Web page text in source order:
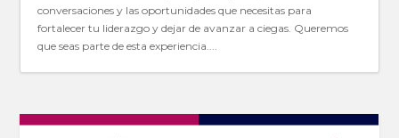
conversaciones y las oportunidades que necesitas para
fortalecer tu liderazgo y dejar de avanzar a ciegas. Queremos
que seas parte de esta experiencia....